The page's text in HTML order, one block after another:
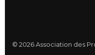
© 2026 Association des